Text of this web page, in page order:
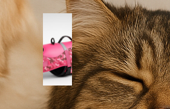
Giubbotto di
Queenmore
rosa
e piscina in